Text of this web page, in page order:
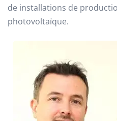
de installations de
photovoltaïque.